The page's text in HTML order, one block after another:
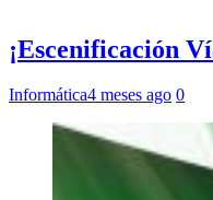
¡Escenificación
Informática4 meses ago 0